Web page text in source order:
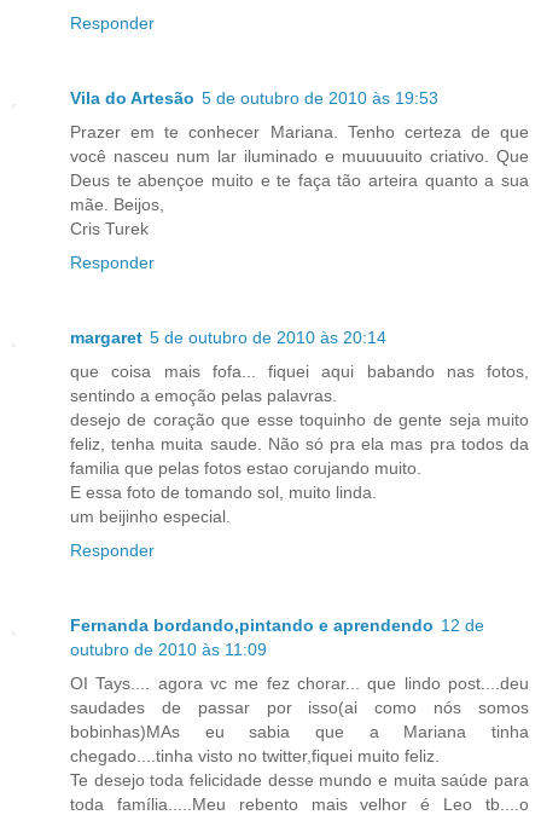
Responder
Vila do Artesão 5 de outubro de 2010 às 19:53
Prazer em te conhecer Mariana. Tenho certeza de que
você nasceu num lar iluminado e muuuuuito criativo. Que
Deus te abençoe muito e te faça tão arteira quanto a sua
mãe. Beijos,
Cris Turek
Responder
margaret 5 de outubro de 2010 às 20:14
que coisa mais fofa... fiquei aqui babando nas fotos,
sentindo a emoção pelas palavras.
desejo de coração que esse toquinho de gente seja muito
feliz, tenha muita saude. Não só pra ela mas pra todos da
familia que pelas fotos estao corujando muito.
E essa foto de tomando sol, muito linda.
um beijinho especial.
Responder
Fernanda bordando,pintando e aprendendo 12 de
outubro de 2010 às 11:09
OI Tays.... agora vc me fez chorar... que lindo post....deu
saudades de passar por isso(ai como nós somos
bobinhas)MAs eu sabia que a Mariana tinha
chegado....tinha visto no twitter,fiquei muito feliz.
Te desejo toda felicidade desse mundo e muita saúde para
toda família.....Meu rebento mais velhor é Leo tb....o